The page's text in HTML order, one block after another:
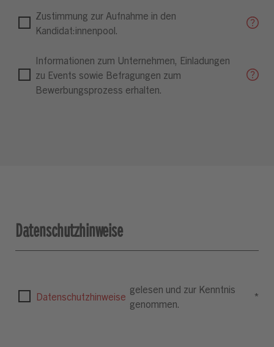
Zustimmung zur Aufnahme in den
Kandidat:innenpool.
Informationen zum Unternehmen, Einladungen
zu Events sowie Befragungen zum
Bewerbungsprozess erhalten.
Datenschutzhinweise
Datenschutzhinweise
gelesen und zur Kenntnis
genommen.
*